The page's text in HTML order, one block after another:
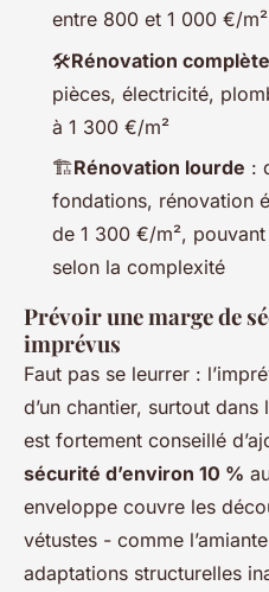
entre 800 et 1 000 €/m²
🛠️Rénovation complète
pièces, électricité,
à 1 300 €/m²
🏗️Rénovation lourde :
fondations, rénovation
de 1 300 €/m²,
selon la complexité
Prévoir une marge de
imprévus
Faut pas se leurrer :
d’un chantier, surtout dans
est fortement conseillé
sécurité d’environ 10 %
enveloppe couvre les
vétustes - comme
adaptations structurelles